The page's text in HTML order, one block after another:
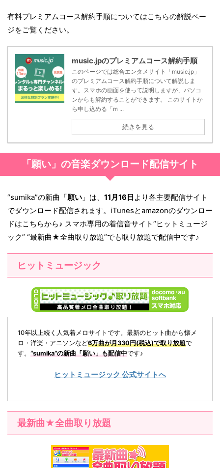
有料プレミアムコース解約手順についてはこちらの解説ペー
ジをご覧ください。
music.jpのプレミアムコース解約手順
このページでは総合エンタメサイト「music.jp」
のプレミアムコース解約手順について解説しま
す。スマホの画面を使って説明しますが、パソコ
ンからも解約することができます。 このサイトか
ら申し込める「m ...
続きを見る
「願い」の音楽ダウンロード配信サイト
“sumika”の新曲「願い 」は、 11月16日 より各主要配信サイト
でダウンロード配信されます。iTunesとamazonのダウンロー
ドはこちらから♪ スマホ専用の着信音サイト“ヒットミュージ
ック” “最新曲★全曲取り放題”でも取り放題で配信中です♪
ヒットミュージック
10年以上続く人気着メロサイトです。最新のヒット曲から懐メ
ロ・洋楽・アニソンなど6万曲が月330円(税込)で取り放題で
す。 “sumika”の新曲「願い」も配信中です♪
ヒットミュージック 公式サイトへ
最新曲★全曲取り放題